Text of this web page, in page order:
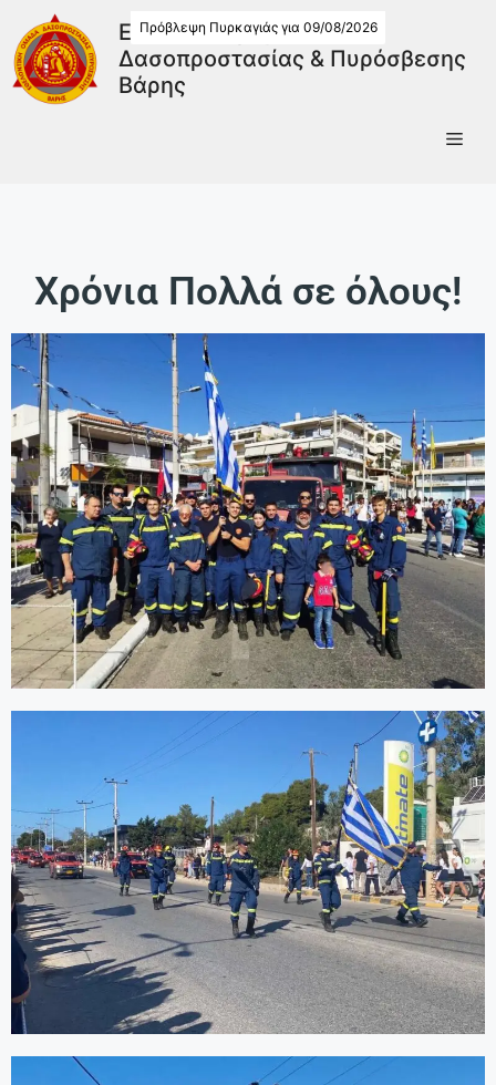
Εθελοντική Ομάδα
Δασοπροστασίας & Πυρόσβεσης
Βάρης
Πρόβλεψη Πυρκαγιάς για 09/08/2026
Χρόνια Πολλά σε όλους!